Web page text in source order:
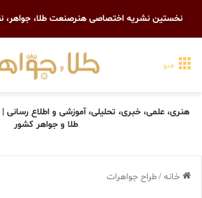
نخستین نشریه اختصاصی هنرصنعت طلا، جواهر،
منو
هنری، علمی، خبری، تحلیلی، آموزشی و اطلاع
طلا و جواهر کشور
خانه/طراح جواهرات